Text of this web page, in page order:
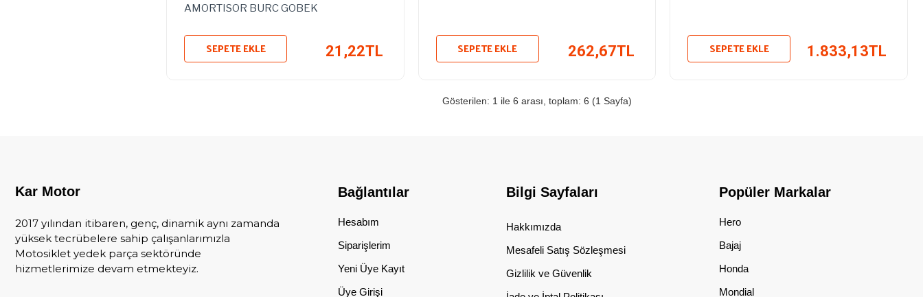
AMORTISOR BURC GOBEK
21,22TL
SEPETE EKLE 262,67TL
SEPETE EKLE 1.833,13TL
SEPETE EKLE
Gösterilen: 1 ile 6 arası, toplam: 6 (1 Sayfa)
Kar Motor
2017 yılından itibaren, genç, dinamik aynı zamanda
yüksek tecrübelere sahip çalışanlarımızla
Motosiklet yedek parça sektöründe
hizmetlerimize devam etmekteyiz.
Bağlantılar
Hesabım
Siparişlerim
Yeni Üye Kayıt
Üye Girişi
Bilgi Sayfaları
Hakkımızda
Mesafeli Satış Sözleşmesi
Gizlilik ve Güvenlik
Popüler Markalar
Hero
Bajaj
Honda
Mondial